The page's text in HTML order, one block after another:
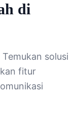
di
solusi
fitur